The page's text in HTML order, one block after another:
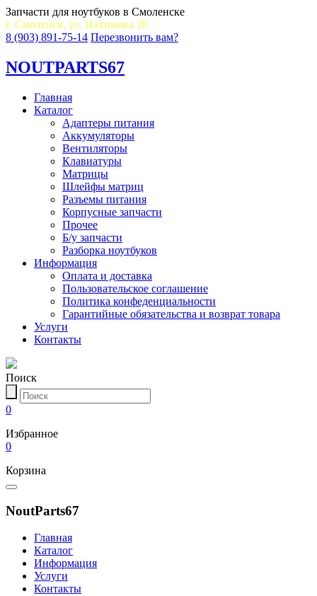
Запчасти для ноутбуков в Смоленске
г. Смоленск, ул. Нахимова 20
8 (903) 891-75-14 Перезвонить вам?
NOUTPARTS67
Главная
Каталог
Адаптеры питания
Аккумуляторы
Вентиляторы
Клавиатуры
Матрицы
Шлейфы матриц
Разъемы питания
Корпусные запчасти
Прочее
Б/у запчасти
Разборка ноутбуков
Информация
Оплата и доставка
Пользовательское соглашение
Политика конфеденциальности
Гарантийные обязательства и возврат товара
Услуги
Контакты
Поиск
0
Избранное
0
Корзина
NoutParts67
Главная
Каталог
Информация
Услуги
Контакты